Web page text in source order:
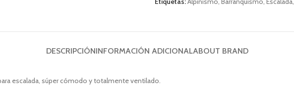
DESCRIPCIÓNINFORMACIÓN ADICIONALABOUT BRAND
escalada, súper cómodo y totalmente ventilado.